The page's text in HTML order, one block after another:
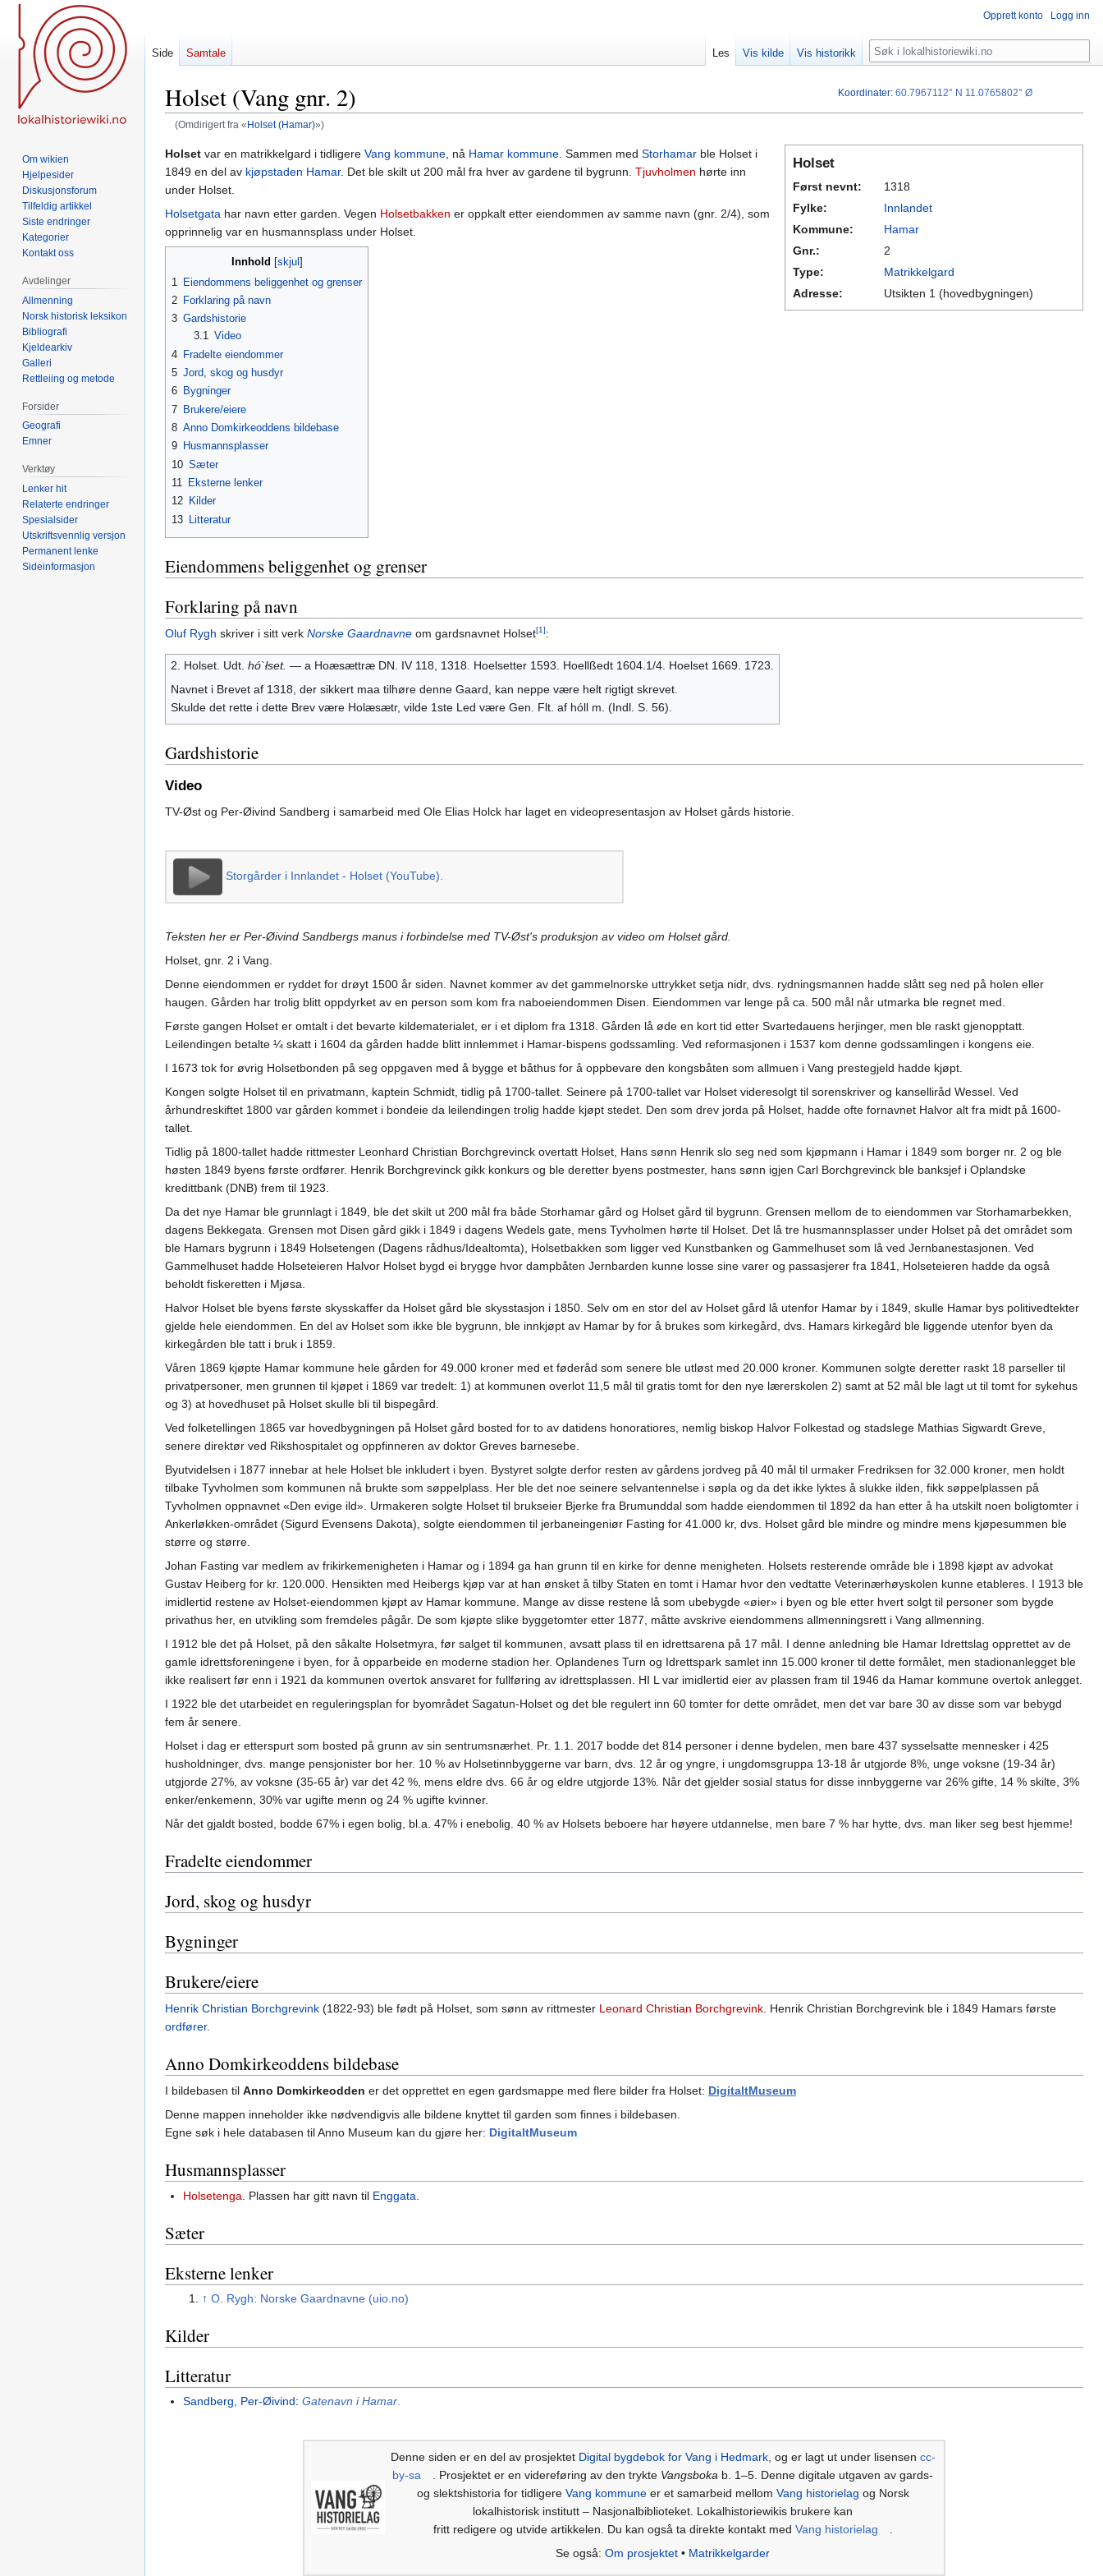
Holset (Vang gnr. 2)
(Omdirigert fra « Holset (Hamar)»)
Hopp
til
navigering
Hopp
til
søk
Holset
Først nevnt:
1318
Fylke:
Innlandet
Kommune:
Hamar
Gnr.:
2
Type:
Matrikkelgard
Adresse:
Utsikten 1 (hovedbygningen)
Holset var en matrikkelgard i tidligere Vang kommune , nå Hamar kommune . Sammen med Storhamar ble Holset i
1849 en del av kjøpstaden Hamar. Det ble skilt ut 200 mål fra hver av gardene til bygrunn. Tjuvholmen hørte inn
under Holset.
Holsetgata har navn etter garden. Vegen Holsetbakken er oppkalt etter eiendommen av samme navn (gnr. 2/4), som
opprinnelig var en husmannsplass under Holset.
Innhold
1
Eiendommens beliggenhet og grenser
2 Forklaring på navn
3 Gardshistorie
3.1 Video
4 Fradelte eiendommer
5 Jord, skog og husdyr
6 Bygninger
7 Brukere/eiere
8 Anno Domkirkeoddens bildebase
9 Husmannsplasser
10 Sæter
11
Eksterne lenker
12 Kilder
13 Litteratur
Eiendommens beliggenhet og grenser
Forklaring på navn
Oluf Rygh skriver i sitt verk Norske Gaardnavne om gardsnavnet Holset[1]:
2. Holset. Udt. hó`łset. ― a Hoæsættræ DN. IV 118, 1318. Hoelsetter 1593. Hoellßedt 1604.1/4. Hoelset 1669. 1723.
Navnet i Brevet af 1318, der sikkert maa tilhøre denne Gaard, kan neppe være helt rigtigt skrevet.
Skulde det rette i dette Brev være Holæsætr, vilde 1ste Led være Gen. Flt. af hóll m. (Indl. S. 56).
Gardshistorie
Video
TV-Øst og Per-Øivind Sandberg i samarbeid med Ole Elias Holck har laget en videopresentasjon av Holset gårds historie.
Storgårder i Innlandet - Holset (YouTube).
Teksten her er Per-Øivind Sandbergs manus i forbindelse med TV-Øst's produksjon av video om Holset gård.
Holset, gnr. 2 i Vang.
Denne eiendommen er ryddet for drøyt 1500 år siden. Navnet kommer av det gammelnorske uttrykket setja nidr, dvs. rydningsmannen hadde slått seg ned på holen eller
haugen. Gården har trolig blitt oppdyrket av en person som kom fra naboeiendommen Disen. Eiendommen var lenge på ca. 500 mål når utmarka ble regnet med.
Første gangen Holset er omtalt i det bevarte kildematerialet, er i et diplom fra 1318. Gården lå øde en kort tid etter Svartedauens herjinger, men ble raskt gjenopptatt.
Leilendingen betalte ¼ skatt i 1604 da gården hadde blitt innlemmet i Hamar-bispens godssamling. Ved reformasjonen i 1537 kom denne godssamlingen i kongens eie.
I 1673 tok for øvrig Holsetbonden på seg oppgaven med å bygge et båthus for å oppbevare den kongsbåten som allmuen i Vang prestegjeld hadde kjøpt.
Kongen solgte Holset til en privatmann, kaptein Schmidt, tidlig på 1700-tallet. Seinere på 1700-tallet var Holset videresolgt til sorenskriver og kanselliråd Wessel. Ved
århundreskiftet 1800 var gården kommet i bondeie da leilendingen trolig hadde kjøpt stedet. Den som drev jorda på Holset, hadde ofte fornavnet Halvor alt fra midt på 1600-
tallet.
Tidlig på 1800-tallet hadde rittmester Leonhard Christian Borchgrevinck overtatt Holset, Hans sønn Henrik slo seg ned som kjøpmann i Hamar i 1849 som borger nr. 2 og ble
høsten 1849 byens første ordfører. Henrik Borchgrevinck gikk konkurs og ble deretter byens postmester, hans sønn igjen Carl Borchgrevinck ble banksjef i Oplandske
kredittbank (DNB) frem til 1923.
Da det nye Hamar ble grunnlagt i 1849, ble det skilt ut 200 mål fra både Storhamar gård og Holset gård til bygrunn. Grensen mellom de to eiendommen var Storhamarbekken,
dagens Bekkegata. Grensen mot Disen gård gikk i 1849 i dagens Wedels gate, mens Tyvholmen hørte til Holset. Det lå tre husmannsplasser under Holset på det området som
ble Hamars bygrunn i 1849 Holsetengen (Dagens rådhus/Idealtomta), Holsetbakken som ligger ved Kunstbanken og Gammelhuset som lå ved Jernbanestasjonen. Ved
Gammelhuset hadde Holseteieren Halvor Holset bygd ei brygge hvor dampbåten Jernbarden kunne losse sine varer og passasjerer fra 1841, Holseteieren hadde da også
beholdt fiskeretten i Mjøsa.
Halvor Holset ble byens første skysskaffer da Holset gård ble skysstasjon i 1850. Selv om en stor del av Holset gård lå utenfor Hamar by i 1849, skulle Hamar bys politivedtekter
gjelde hele eiendommen. En del av Holset som ikke ble bygrunn, ble innkjøpt av Hamar by for å brukes som kirkegård, dvs. Hamars kirkegård ble liggende utenfor byen da
kirkegården ble tatt i bruk i 1859.
Våren 1869 kjøpte Hamar kommune hele gården for 49.000 kroner med et føderåd som senere ble utløst med 20.000 kroner. Kommunen solgte deretter raskt 18 parseller til
privatpersoner, men grunnen til kjøpet i 1869 var tredelt: 1) at kommunen overlot 11,5 mål til gratis tomt for den nye lærerskolen 2) samt at 52 mål ble lagt ut til tomt for sykehus
og 3) at hovedhuset på Holset skulle bli til bispegård.
Ved folketellingen 1865 var hovedbygningen på Holset gård bosted for to av datidens honoratiores, nemlig biskop Halvor Folkestad og stadslege Mathias Sigwardt Greve,
senere direktør ved Rikshospitalet og oppfinneren av doktor Greves barnesebe.
Byutvidelsen i 1877 innebar at hele Holset ble inkludert i byen. Bystyret solgte derfor resten av gårdens jordveg på 40 mål til urmaker Fredriksen for 32.000 kroner, men holdt
tilbake Tyvholmen som kommunen nå brukte som søppelplass. Her ble det noe seinere selvantennelse i søpla og da det ikke lyktes å slukke ilden, fikk søppelplassen på
Tyvholmen oppnavnet «Den evige ild». Urmakeren solgte Holset til brukseier Bjerke fra Brumunddal som hadde eiendommen til 1892 da han etter å ha utskilt noen boligtomter i
Ankerløkken-området (Sigurd Evensens Dakota), solgte eiendommen til jerbaneingeniør Fasting for 41.000 kr, dvs. Holset gård ble mindre og mindre mens kjøpesummen ble
større og større.
Johan Fasting var medlem av frikirkemenigheten i Hamar og i 1894 ga han grunn til en kirke for denne menigheten. Holsets resterende område ble i 1898 kjøpt av advokat
Gustav Heiberg for kr. 120.000. Hensikten med Heibergs kjøp var at han ønsket å tilby Staten en tomt i Hamar hvor den vedtatte Veterinærhøyskolen kunne etableres. I 1913 ble
imidlertid restene av Holset-eiendommen kjøpt av Hamar kommune. Mange av disse restene lå som ubebygde «øier» i byen og ble etter hvert solgt til personer som bygde
privathus her, en utvikling som fremdeles pågår. De som kjøpte slike byggetomter etter 1877, måtte avskrive eiendommens allmenningsrett i Vang allmenning.
I 1912 ble det på Holset, på den såkalte Holsetmyra, før salget til kommunen, avsatt plass til en idrettsarena på 17 mål. I denne anledning ble Hamar Idrettslag opprettet av de
gamle idrettsforeningene i byen, for å opparbeide en moderne stadion her. Oplandenes Turn og Idrettspark samlet inn 15.000 kroner til dette formålet, men stadionanlegget ble
ikke realisert før enn i 1921 da kommunen overtok ansvaret for fullføring av idrettsplassen. HI L var imidlertid eier av plassen fram til 1946 da Hamar kommune overtok anlegget.
I 1922 ble det utarbeidet en reguleringsplan for byområdet Sagatun-Holset og det ble regulert inn 60 tomter for dette området, men det var bare 30 av disse som var bebygd
fem år senere.
Holset i dag er etterspurt som bosted på grunn av sin sentrumsnærhet. Pr. 1.1. 2017 bodde det 814 personer i denne bydelen, men bare 437 sysselsatte mennesker i 425
husholdninger, dvs. mange pensjonister bor her. 10 % av Holsetinnbyggerne var barn, dvs. 12 år og yngre, i ungdomsgruppa 13-18 år utgjorde 8%, unge voksne (19-34 år)
utgjorde 27%, av voksne (35-65 år) var det 42 %, mens eldre dvs. 66 år og eldre utgjorde 13%. Når det gjelder sosial status for disse innbyggerne var 26% gifte, 14 % skilte, 3%
enker/enkemenn, 30% var ugifte menn og 24 % ugifte kvinner.
Når det gjaldt bosted, bodde 67% i egen bolig, bl.a. 47% i enebolig. 40 % av Holsets beboere har høyere utdannelse, men bare 7 % har hytte, dvs. man liker seg best hjemme!
Fradelte eiendommer
Jord, skog og husdyr
Bygninger
Brukere/eiere
Henrik Christian Borchgrevink (1822-93) ble født på Holset, som sønn av rittmester Leonard Christian Borchgrevink. Henrik Christian Borchgrevink ble i 1849 Hamars første
ordfører.
Anno Domkirkeoddens bildebase
I bildebasen til Anno Domkirkeodden er det opprettet en egen gardsmappe med flere bilder fra Holset: DigitaltMuseum
Denne mappen inneholder ikke nødvendigvis alle bildene knyttet til garden som finnes i bildebasen.
Egne søk i hele databasen til Anno Museum kan du gjøre her: DigitaltMuseum
Husmannsplasser
Holsetenga . Plassen har gitt navn til Enggata
Sæter
Eksterne lenker
↑ O. Rygh: Norske Gaardnavne (uio.no)
Kilder
Litteratur
Sandberg, Per-Øivind:Gatenavn i Hamar
Denne siden er en del av prosjektet Digital bygdebok for Vang i Hedmark, og er lagt ut under lisensen cc-
by-sa
. Prosjektet er en videreføring av den trykte Vangsboka b. 1–5. Denne digitale utgaven av gards-
og slektshistoria for tidligere Vang kommuneer et samarbeid mellom Vang historielag og Norsk
lokalhistorisk institutt – Nasjonalbiblioteket. Lokalhistoriewikis brukere kan
fritt redigere og utvide artikkelen. Du kan også ta direkte kontakt med Vang historielag
Se også: Om prosjektet • Matrikkelgarder
Koordinater:60.7967112° N 11.0765802° Ø
Opprett konto Logg inn
Side Samtale Les Vis kilde Vis historikk Søk
Om wikien
Hjelpesider
Diskusjonsforum
Tilfeldig artikkel
Siste endringer
Kategorier
Kontakt oss
Avdelinger
Allmenning
Norsk historisk leksikon
Bibliografi
Kjeldearkiv
Galleri
Rettleiing og metode
Forsider
Geografi
Emner
Verktøy
Lenker hit
Relaterte endringer
Spesialsider
Utskriftsvennlig versjon
Permanent lenke
Sideinformasjon